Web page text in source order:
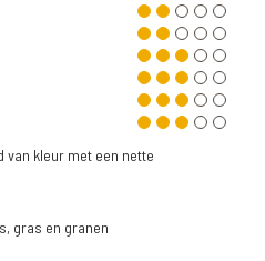
van kleur met een nette
gras en granen